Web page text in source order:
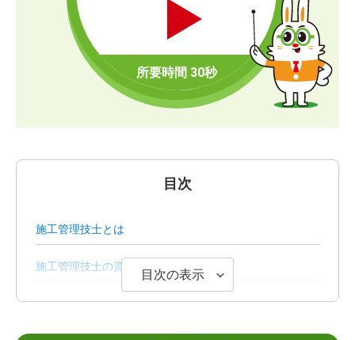
目次
施工管理技士とは
施工管理技士の資格一覧
施工管理技士1級と2級はなにが違う？
目次の表示